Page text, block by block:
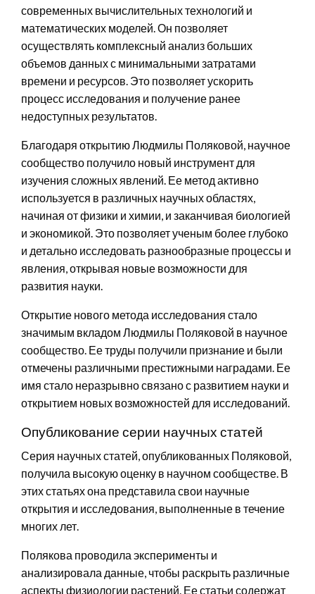
современных вычислительных технологий и
математических моделей. Он позволяет
осуществлять комплексный анализ больших
объемов данных с минимальными затратами
времени и ресурсов. Это позволяет ускорить
процесс исследования и получение ранее
недоступных результатов.
Благодаря открытию Людмилы Поляковой, научное
сообщество получило новый инструмент для
изучения сложных явлений. Ее метод активно
используется в различных научных областях,
начиная от физики и химии, и заканчивая биологией
и экономикой. Это позволяет ученым более глубоко
и детально исследовать разнообразные процессы и
явления, открывая новые возможности для
развития науки.
Открытие нового метода исследования стало
значимым вкладом Людмилы Поляковой в научное
сообщество. Ее труды получили признание и были
отмечены различными престижными наградами. Ее
имя стало неразрывно связано с развитием науки и
открытием новых возможностей для исследований.
Опубликование серии научных статей
Серия научных статей, опубликованных Поляковой,
получила высокую оценку в научном сообществе. В
этих статьях она представила свои научные
открытия и исследования, выполненные в течение
многих лет.
Полякова проводила эксперименты и
анализировала данные, чтобы раскрыть различные
аспекты физиологии растений. Ее статьи содержат